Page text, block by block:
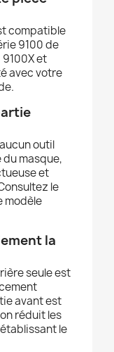
compatible
9100 de
9100X et
avec votre
outil
masque,
et
le
modèle
la
seule est
avant est
réduit les
le